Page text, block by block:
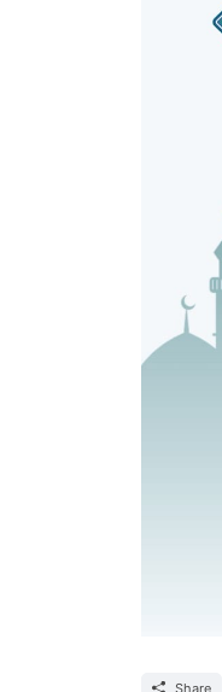
Share